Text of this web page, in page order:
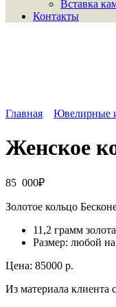
Вставка
Контакты
Главная Ювелирные
Женское
85 000₽
Золотое кольцо
11,2 грамм
Размер: любой на
Цена: 85000 р.
Из материала клиента